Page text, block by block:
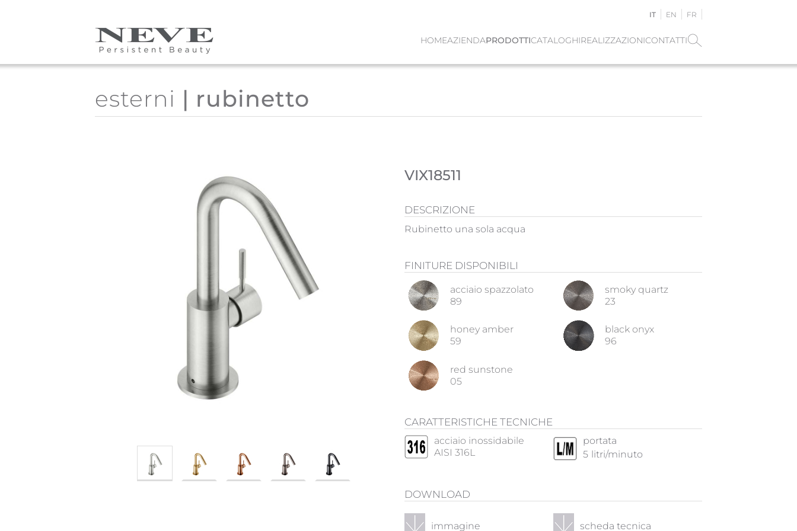
Skip to main content
IT EN FR
HOMEAZIENDAPRODOTTICATALOGHIREALIZZAZIONICONTATTI
esterni | rubinetto
VIX18511
DESCRIZIONE
Rubinetto una sola acqua
FINITURE DISPONIBILI
acciaio spazzolato
89
smoky quartz
23
honey amber
59
black onyx
96
red sunstone
05
CARATTERISTICHE TECNICHE
acciaio inossidabile
AISI 316L
portata
5 litri/minuto
DOWNLOAD
immagine scheda tecnica